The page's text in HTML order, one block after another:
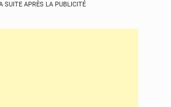
SUITE APRÈS LA PUBLICITÉ